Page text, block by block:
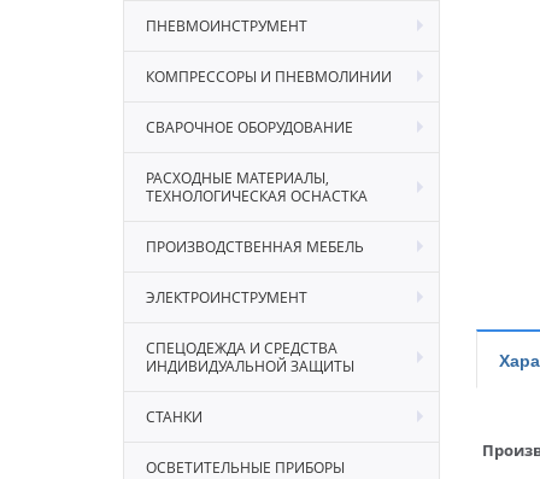
ПНЕВМОИНСТРУМЕНТ
КОМПРЕССОРЫ И ПНЕВМОЛИНИИ
СВАРОЧНОЕ ОБОРУДОВАНИЕ
РАСХОДНЫЕ МАТЕРИАЛЫ,
ТЕХНОЛОГИЧЕСКАЯ ОСНАСТКА
ПРОИЗВОДСТВЕННАЯ МЕБЕЛЬ
ЭЛЕКТРОИНСТРУМЕНТ
СПЕЦОДЕЖДА И СРЕДСТВА
ИНДИВИДУАЛЬНОЙ ЗАЩИТЫ
СТАНКИ
ОСВЕТИТЕЛЬНЫЕ ПРИБОРЫ